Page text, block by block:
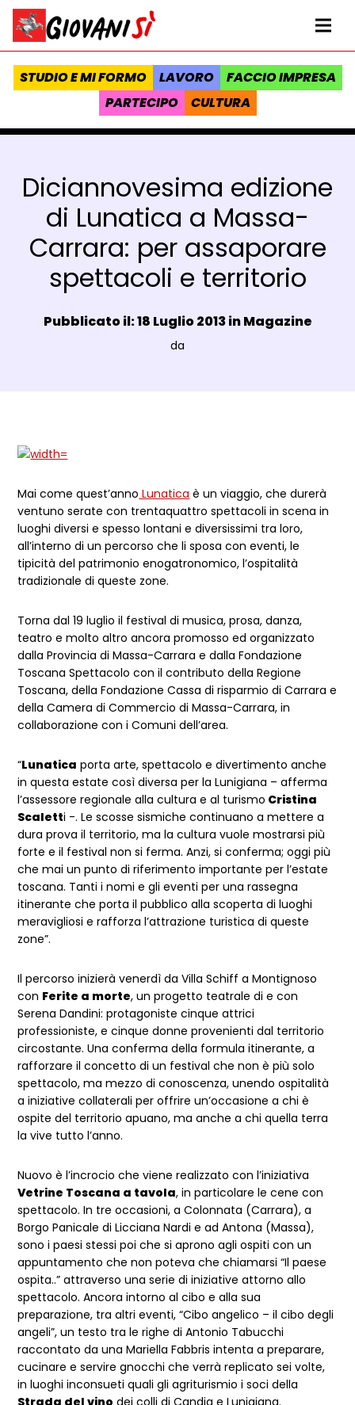
Vai al contenuto
Homepage Giovanisì - Progetto della Regione Toscana
STUDIO E MI FORMO LAVORO
FACCIO IMPRESA
PARTECIPO
CULTURA
Diciannovesima edizione
di Lunatica a Massa-
Carrara: per assaporare
spettacoli e territorio
Data e ora:
Pubblicato il: 18 Luglio 2013 inMagazine
Luogo:
da
Dettagli Post Magazine
Mai come quest’anno Lunatica è un viaggio, che durerà
ventuno serate con trentaquattro spettacoli in scena in
luoghi diversi e spesso lontani e diversissimi tra loro,
all’interno di un percorso che li sposa con eventi, le
tipicità del patrimonio enogatronomico, l’ospitalità
tradizionale di queste zone.
Torna dal 19 luglio il festival di musica, prosa, danza,
teatro e molto altro ancora promosso ed organizzato
dalla Provincia di Massa-Carrara e dalla Fondazione
Toscana Spettacolo con il contributo della Regione
Toscana, della Fondazione Cassa di risparmio di Carrara e
della Camera di Commercio di Massa-Carrara, in
collaborazione con i Comuni dell’area.
“Lunatica porta arte, spettacolo e divertimento anche
in questa estate così diversa per la Lunigiana – afferma
l’assessore regionale alla cultura e al turismo Cristina
Scaletti -. Le scosse sismiche continuano a mettere a
dura prova il territorio, ma la cultura vuole mostrarsi più
forte e il festival non si ferma. Anzi, si conferma; oggi più
che mai un punto di riferimento importante per l’estate
toscana. Tanti i nomi e gli eventi per una rassegna
itinerante che porta il pubblico alla scoperta di luoghi
meravigliosi e rafforza l’attrazione turistica di queste
zone”.
Il percorso inizierà venerdì da Villa Schiff a Montignoso
con Ferite a morte, un progetto teatrale di e con
Serena Dandini: protagoniste cinque attrici
professioniste, e cinque donne provenienti dal territorio
circostante. Una conferma della formula itinerante, a
rafforzare il concetto di un festival che non è più solo
spettacolo, ma mezzo di conoscenza, unendo ospitalità
a iniziative collaterali per offrire un’occasione a chi è
ospite del territorio apuano, ma anche a chi quella terra
la vive tutto l’anno.
Nuovo è l’incrocio che viene realizzato con l’iniziativa
Vetrine Toscana a tavola, in particolare le cene con
spettacolo. In tre occasioni, a Colonnata (Carrara), a
Borgo Panicale di Licciana Nardi e ad Antona (Massa),
sono i paesi stessi poi che si aprono agli ospiti con un
appuntamento che non poteva che chiamarsi “Il paese
ospita..” attraverso una serie di iniziative attorno allo
spettacolo. Ancora intorno al cibo e alla sua
preparazione, tra altri eventi, “Cibo angelico – il cibo degli
angeli”, un testo tra le righe di Antonio Tabucchi
raccontato da una Mariella Fabbris intenta a preparare,
cucinare e servire gnocchi che verrà replicato sei volte,
in luoghi inconsueti quali gli agriturismio i soci della
Strada del vino dei colli di Candia e Lunigiana.